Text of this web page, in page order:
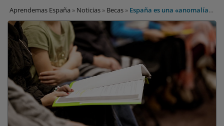
Aprendemas España » Noticias » Becas » España es una «anomalía
mundial» en el retraso del pago de becas universitarias:
soluciones según ESADE